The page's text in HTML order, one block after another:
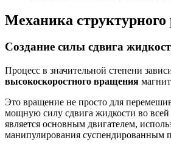
Механика
Создание силы сдвига
Процесс в значительной степени
высокоскоростного вращения
Это вращение не просто для
мощную силу сдвига жидкости во всей
является основным двигателем,
манипулирования суспендированным